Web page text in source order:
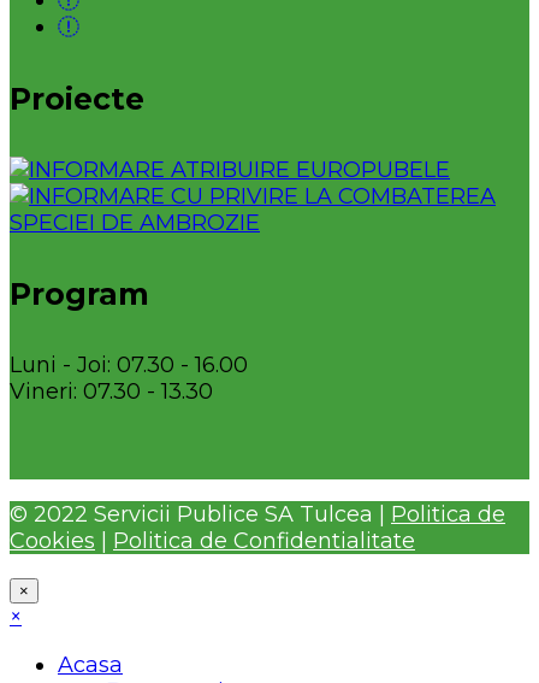
Proiecte
Program
Luni - Joi: 07.30 - 16.00
Vineri: 07.30 - 13.30
© 2022 Servicii Publice SA Tulcea | Politica de
Cookies
Politica de Confidentialitate
×
×
Acasa